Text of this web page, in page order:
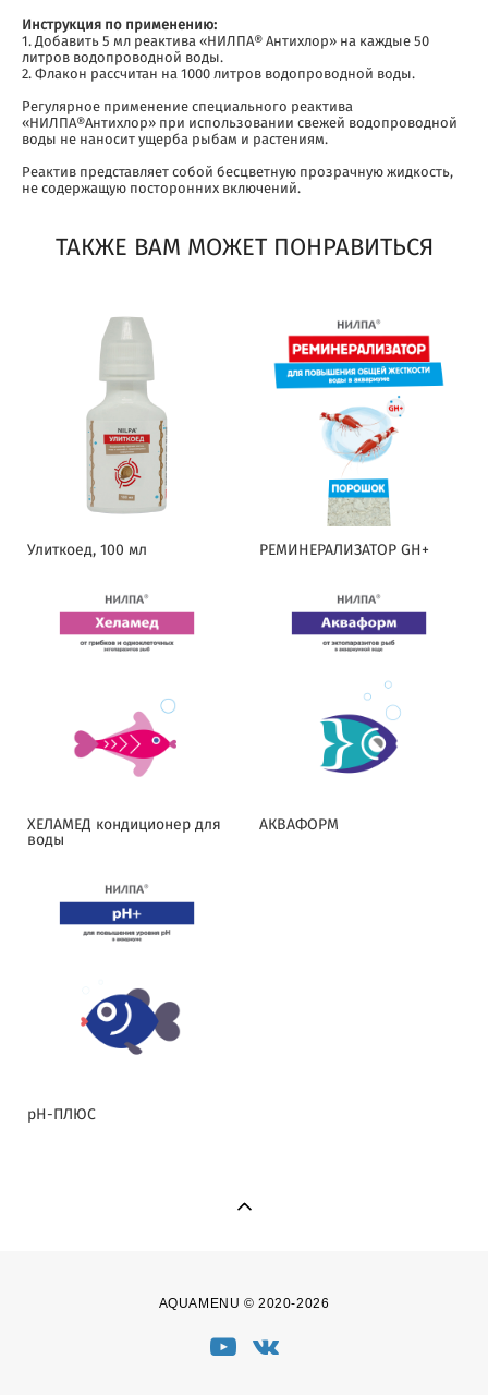
Инструкция по применению:
1. Добавить 5 мл реактива «НИЛПА® Антихлор» на каждые 50
литров водопроводной воды.
2. Флакон рассчитан на 1000 литров водопроводной воды.
Регулярное применение специального реактива
«НИЛПА®Антихлор» при использовании свежей водопроводной
воды не наносит ущерба рыбам и растениям.
Реактив представляет собой бесцветную прозрачную жидкость,
не содержащую посторонних включений.
ТАКЖЕ ВАМ МОЖЕТ ПОНРАВИТЬСЯ
Улиткоед, 100 мл РЕМИНЕРАЛИЗАТОР GH+
ХЕЛАМЕД кондиционер для
воды
АКВАФОРМ
pH-ПЛЮС
AQUAMENU © 2020-2026